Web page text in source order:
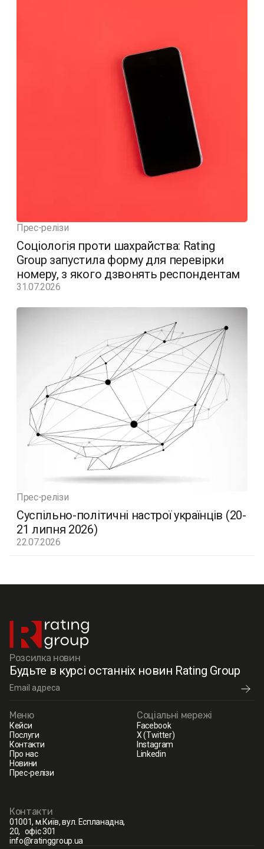
Прес-релізи
Соціологія проти шахрайства: Rating
Group запустила форму для перевірки
номеру, з якого дзвонять респондентам
31.07.2026
Прес-релізи
Суспільно-політичні настрої українців (20-
21 липня 2026)
22.07.2026
Розсилка новин
Будьте в курсі останніх новин Rating Group
Меню
Кейси
Послуги
Контакти
Про нас
Новини
Прес-релізи
Соціальні мережі
Facebook
X (Twitter)
Instagram
Linkedin
Контакти
01001, м.Київ, вул. Еспланадна,
20, офіс 301
info@ratinggroup.ua